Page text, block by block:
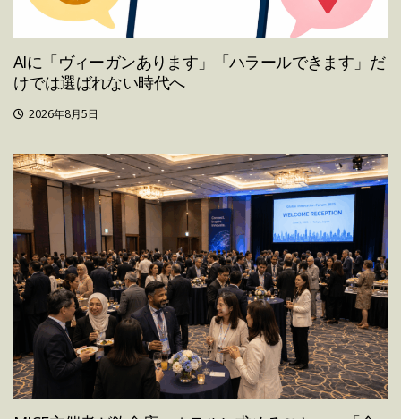
AIに「ヴィーガンあります」「ハラールできます」だ
けでは選ばれない時代へ
2026年8月5日